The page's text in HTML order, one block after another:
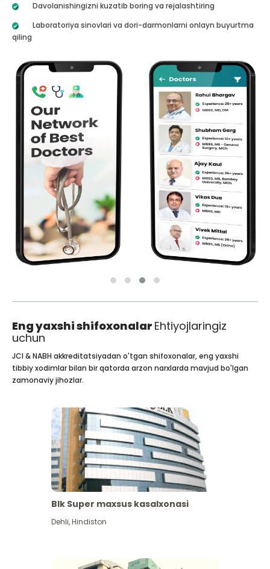
Davolanishingizni kuzatib boring va rejalashtiring
Laboratoriya sinovlari va dori-darmonlarni onlayn buyurtma
qiling
Eng yaxshi shifoxonalar Ehtiyojlaringiz
uchun
JCI & NABH akkreditatsiyadan o'tgan shifoxonalar, eng yaxshi
tibbiy xodimlar bilan bir qatorda arzon narxlarda mavjud bo'lgan
zamonaviy jihozlar.
Blk Super maxsus kasalxonasi
Dehli,Hindiston